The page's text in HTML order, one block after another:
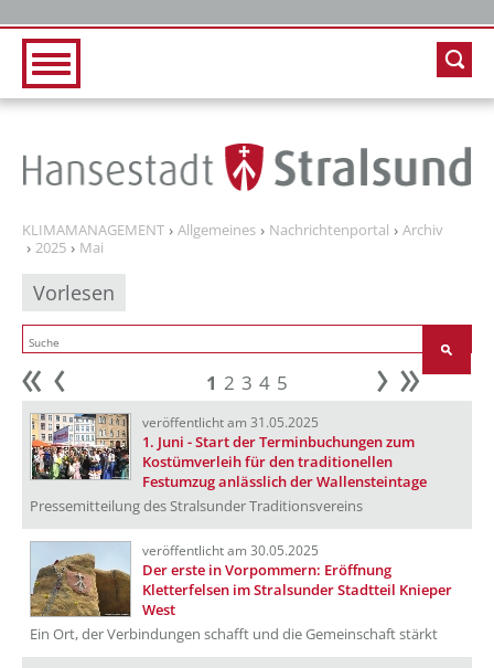
KLIMAMANAGEMENT Allgemeines Nachrichtenportal
Archiv
2025
Mai
Vorlesen
Anfang 1 2 3 4 5 weiter
veröffentlicht am 31.05.2025
1. Juni - Start der Terminbuchungen zum
Kostümverleih für den traditionellen
Festumzug anlässlich der Wallensteintage
Pressemitteilung des Stralsunder Traditionsvereins
veröffentlicht am 30.05.2025
Der erste in Vorpommern: Eröffnung
Kletterfelsen im Stralsunder Stadtteil Knieper
West
Ein Ort, der Verbindungen schafft und die Gemeinschaft stärkt